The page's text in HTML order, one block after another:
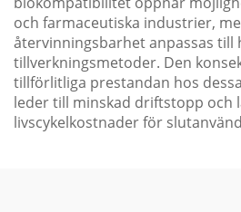
och farmaceutiska industrier,
återvinningsbarhet anpassas till
tillverkningsmetoder. Den
tillförlitliga prestandan hos
leder till minskad driftstopp och
livscykelkostnader för